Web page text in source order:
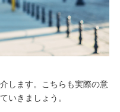
します。こちらも実際の意
いきましょう。